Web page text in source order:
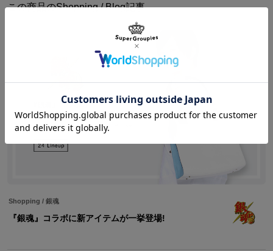
この商品のShopping / Blog記事
Shopping / 銀魂
『銀魂』コラボに新アイテムが一挙登場!